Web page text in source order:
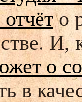
о
И,
о
в